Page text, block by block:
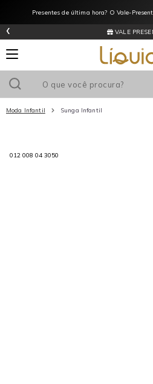
Presentes de última hora? O Vale-
VALE
‹
Moda Infantil Sunga Infantil
012 008 04 3050